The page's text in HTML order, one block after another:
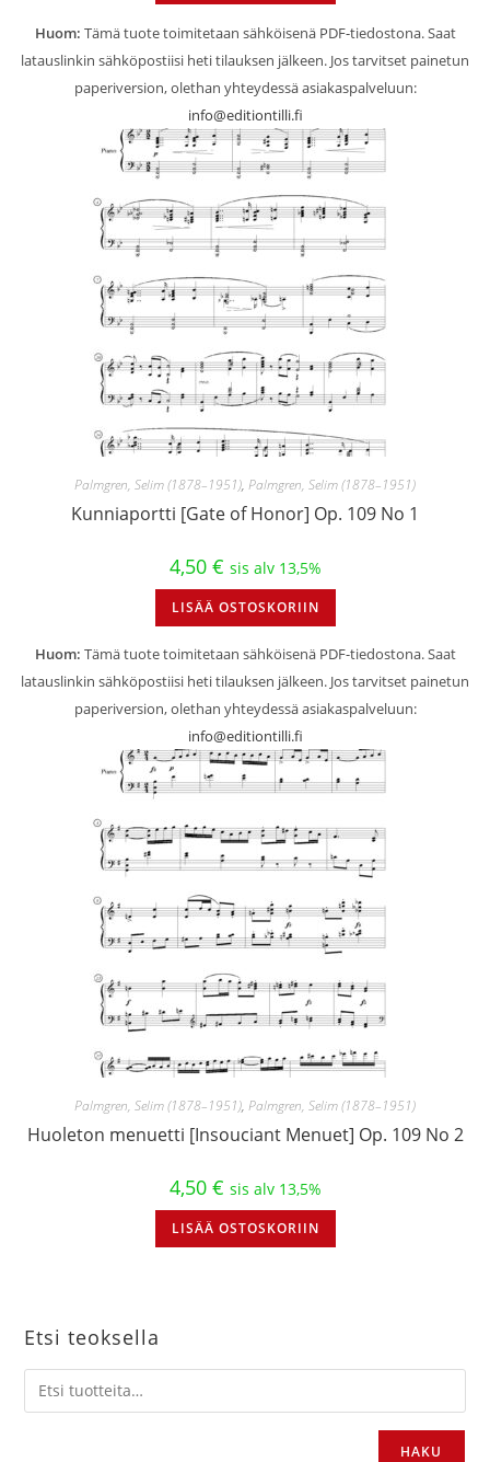
Huom: Tämä tuote toimitetaan sähköisenä PDF-tiedostona. Saat
latauslinkin sähköpostiisi heti tilauksen jälkeen. Jos tarvitset painetun
paperiversion, olethan yhteydessä asiakaspalveluun:
info@editiontilli.fi
Palmgren, Selim (1878–1951), Palmgren, Selim (1878–1951)
Kunniaportti [Gate of Honor] Op. 109 No 1
4,50 € sis alv 13,5%
LISÄÄ OSTOSKORIIN
Huom: Tämä tuote toimitetaan sähköisenä PDF-tiedostona. Saat
latauslinkin sähköpostiisi heti tilauksen jälkeen. Jos tarvitset painetun
paperiversion, olethan yhteydessä asiakaspalveluun:
info@editiontilli.fi
Palmgren, Selim (1878–1951), Palmgren, Selim (1878–1951)
Huoleton menuetti [Insouciant Menuet] Op. 109 No 2
4,50 € sis alv 13,5%
LISÄÄ OSTOSKORIIN
Etsi teoksella
HAKU